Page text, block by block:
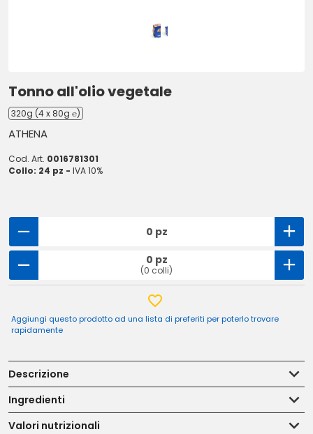
Tonno all'olio vegetale
320g (4 x 80g ℮)
ATHENA
Cod. Art. 0016781301
Collo: 24 pz - IVA 10%
0 pz
0 pz
(0 colli)
Aggiungi questo prodotto ad una lista di preferiti per poterlo trovare
rapidamente
Descrizione
Ingredienti
Valori nutrizionali